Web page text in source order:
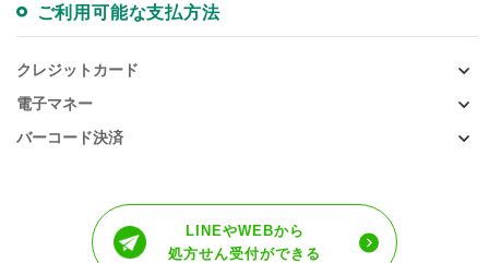
ご利用可能な支払方法
クレジットカード
電子マネー
バーコード決済
LINEやWEBから
処方せん受付ができる